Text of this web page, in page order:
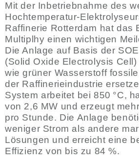
Mit der Inbetriebnahme des
Hochtemperatur-
Raffinerie Rotterdam hat das
Multiplhy einen wichtigen
Die Anlage auf Basis der
(Solid Oxide Electrolysis
wie grüner Wasserstoff
der Raffinerieindustrie
System arbeitet bei 850 °C,
von 2,6 MW und erzeugt
pro Stunde. Die Anlage
weniger Strom als andere
Lösungen und erreicht eine
Effizienz von bis zu 84 %.